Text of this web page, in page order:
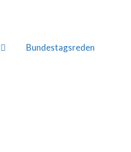
Bundestagsreden